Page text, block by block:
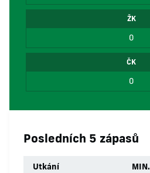
ŽK
0
ČK
0
Posledních 5 zápasů
Utkání MIN.